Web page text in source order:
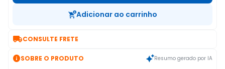
Adicionar ao carrinho
CONSULTE FRETE
SOBRE O PRODUTO Resumo gerado por IA